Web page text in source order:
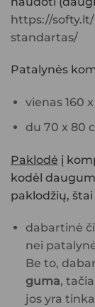
https://
standartas/
Patalynės
vienas 160
du 70 x 80
Paklodė į
kodėl
paklodžių,
dabartinė
nei
Be to,
guma,
jos yra